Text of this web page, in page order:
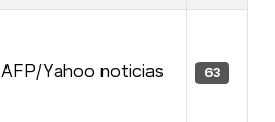
AFP/Yahoo noticias 63